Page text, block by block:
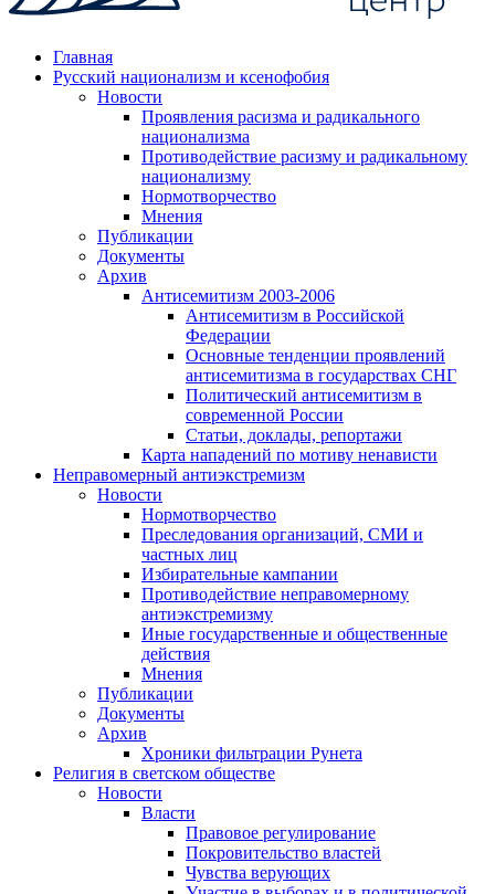
Главная
Русский национализм и ксенофобия
Новости
Проявления расизма и радикального
национализма
Противодействие расизму и радикальному
национализму
Нормотворчество
Мнения
Публикации
Документы
Архив
Антисемитизм 2003-2006
Антисемитизм в Российской
Федерации
Основные тенденции проявлений
антисемитизма в государствах СНГ
Политический антисемитизм в
современной России
Статьи, доклады, репортажи
Карта нападений по мотиву ненависти
Неправомерный антиэкстремизм
Новости
Нормотворчество
Преследования организаций, СМИ и
частных лиц
Избирательные кампании
Противодействие неправомерному
антиэкстремизму
Иные государственные и общественные
действия
Мнения
Публикации
Документы
Архив
Хроники фильтрации Рунета
Религия в светском обществе
Новости
Власти
Правовое регулирование
Покровительство властей
Чувства верующих